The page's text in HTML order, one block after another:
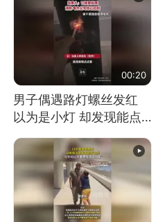
00:20
男子偶遇路灯螺丝发红
以为是小灯 却发现能点
燃香烟 当事人：已报警
处理